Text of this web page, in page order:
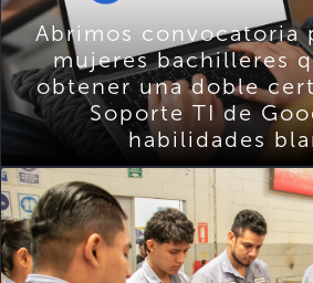
Abrimos convocatoria
mujeres bachilleres
obtener una doble
Soporte TI de
habilidades